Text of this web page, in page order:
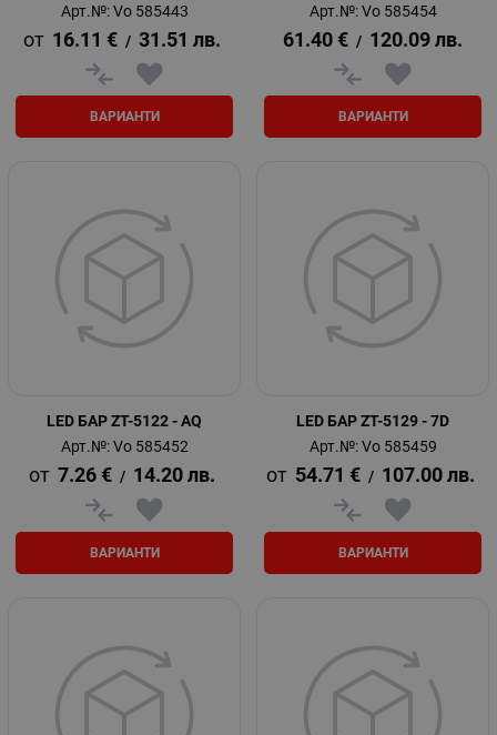
Арт.№: Vo 585443
16.11 € / 31.51 лв.
ВАРИАНТИ
Арт.№: Vo 585454
61.40 € / 120.09 лв.
ВАРИАНТИ
LED БАР ZT-5122 - AQ
Арт.№: Vo 585452
7.26 € / 14.20 лв.
ВАРИАНТИ
LED БАР ZT-5129 - 7D
Арт.№: Vo 585459
54.71 € / 107.00 лв.
ВАРИАНТИ